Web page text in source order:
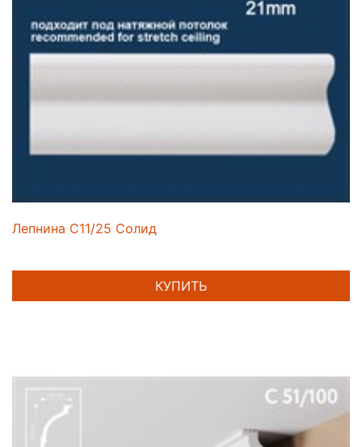
Лепнина C11/25 Солид
КУПИТЬ